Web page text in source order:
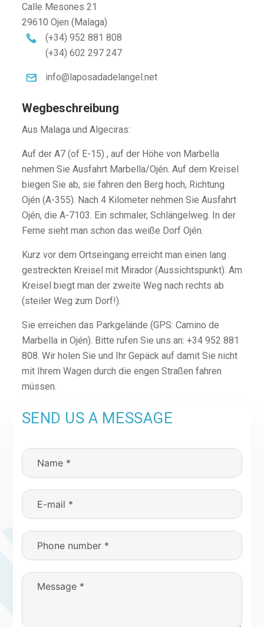
Calle Mesones 21
29610 Ojen (Malaga)
(+34) 952 881 808
(+34) 602 297 247
info@laposadadelangel.net
Wegbeschreibung
Aus Malaga und Algeciras:
Auf der A7 (of E-15) , auf der Höhe von Marbella
nehmen Sie Ausfahrt Marbella/Ojén. Auf dem Kreisel
biegen Sie ab, sie fahren den Berg hoch, Richtung
Ojén (A-355). Nach 4 Kilometer nehmen Sie Ausfahrt
Ojén, die A-7103. Ein schmaler, Schlängelweg. In der
Ferne sieht man schon das weiße Dorf Ojén.
Kurz vor dem Ortseingang erreicht man einen lang
gestreckten Kreisel mit Mirador (Aussichtspunkt). Am
Kreisel biegt man der zweite Weg nach rechts ab
(steiler Weg zum Dorf!).
Sie erreichen das Parkgelände (GPS: Camino de
Marbella in Ojén). Bitte rufen Sie uns an: +34 952 881
808. Wir holen Sie und Ihr Gepäck auf damit Sie nicht
mit Ihrem Wagen durch die engen Straßen fahren
müssen.
SEND US A MESSAGE